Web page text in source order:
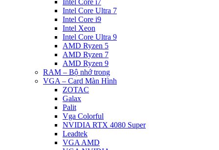
Intel Core i7
Intel Core Ultra 7
Intel Core i9
Intel Xeon
Intel Core Ultra 9
AMD Ryzen 5
AMD Ryzen 7
AMD Ryzen 9
RAM – Bộ nhớ trong
VGA – Card Màn Hình
ZOTAC
Galax
Palit
Vga Colorful
NVIDIA RTX 4080 Super
Leadtek
VGA AMD